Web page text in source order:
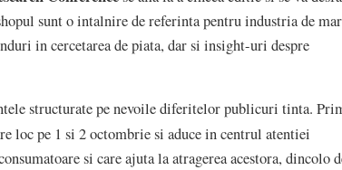
sunt o intalnire de referinta pentru industria de
in cercetarea de piata, dar si insight-uri despre
structurate pe nevoile diferitelor publicuri tinta.
loc pe 1 si 2 octombrie si aduce in centrul atentiei
si care ajuta la atragerea acestora, dincolo